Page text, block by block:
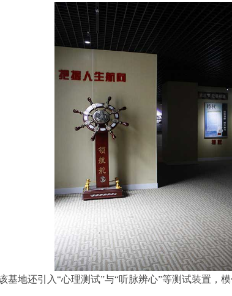
基地还引入“心理测试”与“听脉辨心”等测试装置，